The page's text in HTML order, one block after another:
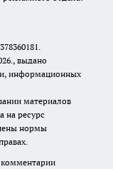
выдано
информационных
материалов
на ресурс
нормы
комментарии